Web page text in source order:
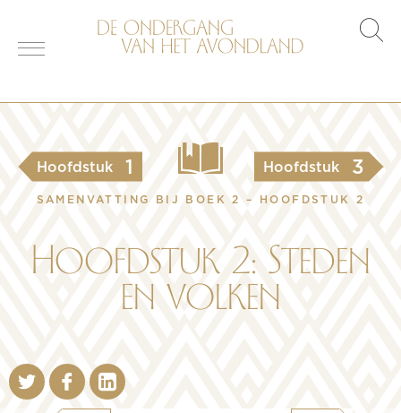
Hoofdstuk 1 Hoofdstuk 3
SAMENVATTING BIJ BOEK 2 – HOOFDSTUK 2
Hoofdstuk 2: Steden
en volken